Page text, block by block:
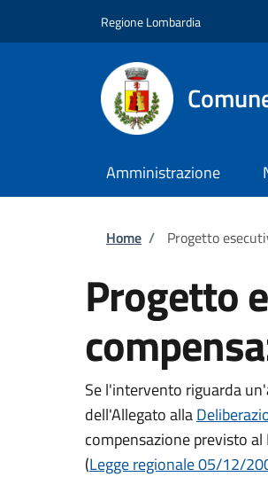
Regione Lombardia
Amministrazione
Briciole di
Home / Progetto
Progetto
Se l'intervento riguarda
dell'Allegato alla
compensazione previsto
(Leggeregionale 05/12/